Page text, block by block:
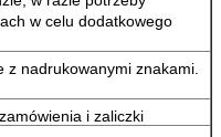
w celu dodatkowego
z nadrukowanymi znakami.
i zaliczki